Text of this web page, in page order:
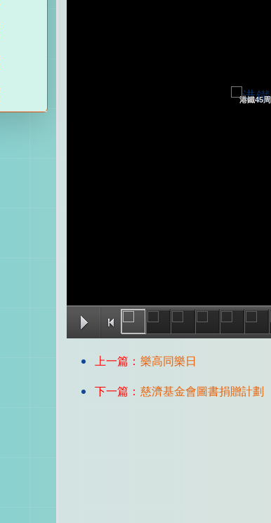
港鐵45
上一篇： 樂高同樂日
下一篇： 慈濟基金會圖書捐贈計劃